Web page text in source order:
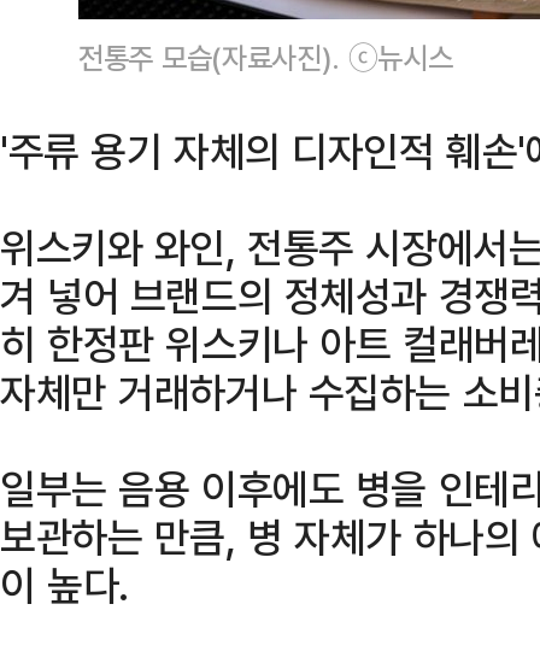
전통주 모습(자료사진). ⓒ뉴시스
'주류 용기 자체의 디자인적 훼손
위스키와 와인, 전통주 시장에서
겨 넣어 브랜드의 정체성과 경쟁
히 한정판 위스키나 아트 컬래버
자체만 거래하거나 수집하는 소
일부는 음용 이후에도 병을 인테
보관하는 만큼, 병 자체가 하나
이 높다.